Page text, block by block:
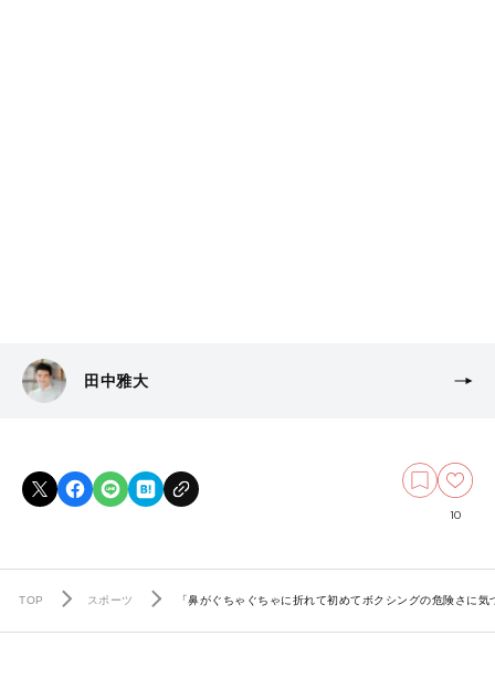
田中雅大
10
TOP スポーツ 「鼻がぐちゃぐちゃに折れて初めてボクシングの危険さに